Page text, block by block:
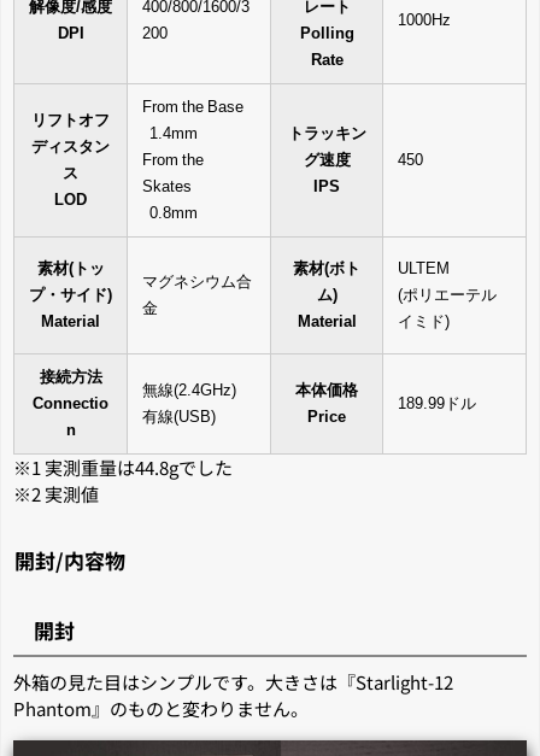
解像度/感度
DPI
400/800/1600/3
200
レート
Polling
Rate
1000Hz
リフトオフ
ディスタン
ス
LOD
From the Base
1.4mm
From the
Skates
0.8mm
トラッキン
グ速度
IPS
450
素材(トッ
プ・サイド)
Material
マグネシウム合
金
素材(ボト
ム)
Material
ULTEM
(ポリエーテル
イミド)
接続方法
Connectio
n
無線(2.4GHz)
有線(USB)
本体価格
Price
189.99ドル
※1 実測重量は44.8gでした
※2 実測値
開封/内容物
開封
外箱の見た目はシンプルです。大きさは『Starlight-12
Phantom』のものと変わりません。